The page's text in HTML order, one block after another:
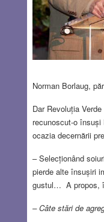
Norman Borlaug,
Dar Revoluția
recunoscut-o
ocazia decernării
– Selecționând
pierde alte însușiri
gustul… A propos,
– Câte stări de